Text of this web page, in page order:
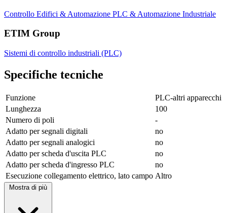
Controllo Edifici & Automazione PLC & Automazione Industriale
ETIM Group
Sistemi di controllo industriali (PLC)
Specifiche tecniche
Funzione
PLC-altri apparecchi
Lunghezza
100
Numero di poli
-
Adatto per segnali digitali
no
Adatto per segnali analogici
no
Adatto per scheda d'uscita PLC
no
Adatto per scheda d'ingresso PLC
no
Esecuzione collegamento elettrico, lato campo Altro
Mostra di più